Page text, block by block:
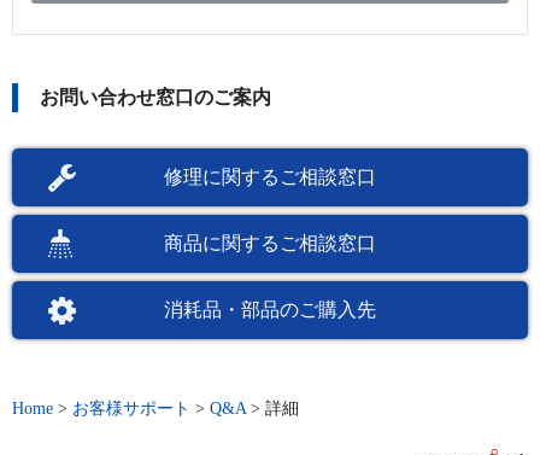
お問い合わせ窓口のご案内
修理に関するご相談窓口
商品に関するご相談窓口
消耗品・部品のご購入先
Home > お客様サポート > Q&A > 詳細